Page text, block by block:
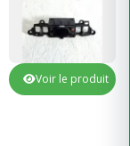
Voir le produit